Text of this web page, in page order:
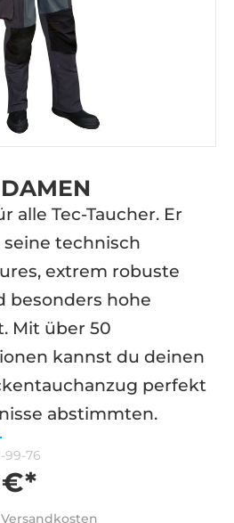
alle Tec-Taucher. Er
technisch
extrem robuste
besonders hohe
Mit über 50
kannst du deinen
perfekt
abstimmten.
99-76
€*